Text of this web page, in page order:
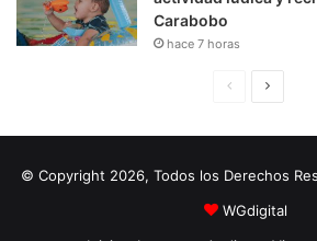
Carabobo
hace 7 horas
i
n
u
i
© Copyright 2026, Todos los Derechos
WGdigital